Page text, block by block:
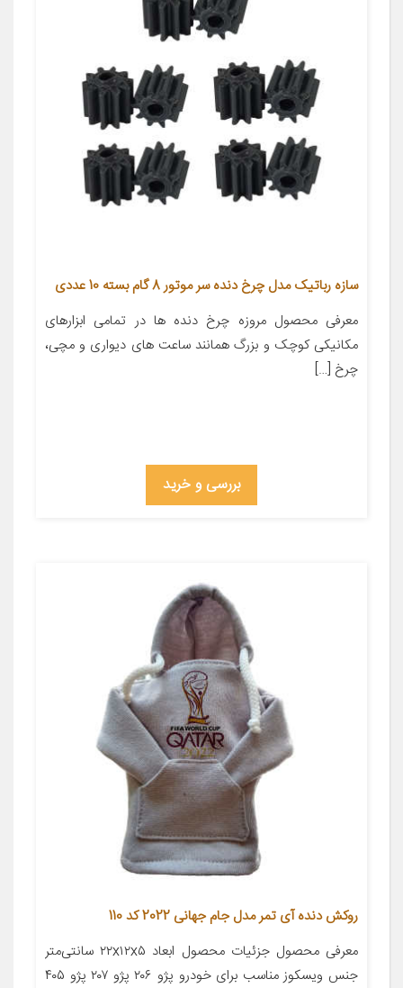
سازه رباتیک مدل چرخ دنده سر موتور 8 گام بسته 10 عددی
معرفی محصول مروزه چرخ دنده ها در تمامی ابزارهای
مکانیکی کوچک و بزرگ همانند ساعت های دیواری و مچی،
چرخ […]
بررسی و خرید
روکش دنده آی تمر مدل جام جهانی 2022 کد 110
معرفی محصول جزئیات محصول ابعاد ۲۲x۱۲x۵ سانتی‌متر
جنس ویسکوز مناسب برای خودرو پژو ۲۰۶ پژو ۲۰۷ پژو ۴۰۵